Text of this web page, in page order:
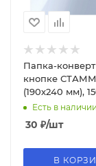
Папка-
кнопке
(190х240 мм),
пластик,
бесцветная,
Есть в наличии
30 ₽/шт
В